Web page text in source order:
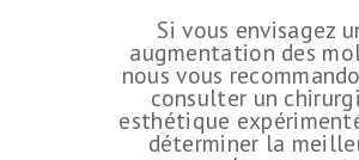
Si vous envisagez
augmentation des
nous vous
consulter un
esthétique
déterminer la